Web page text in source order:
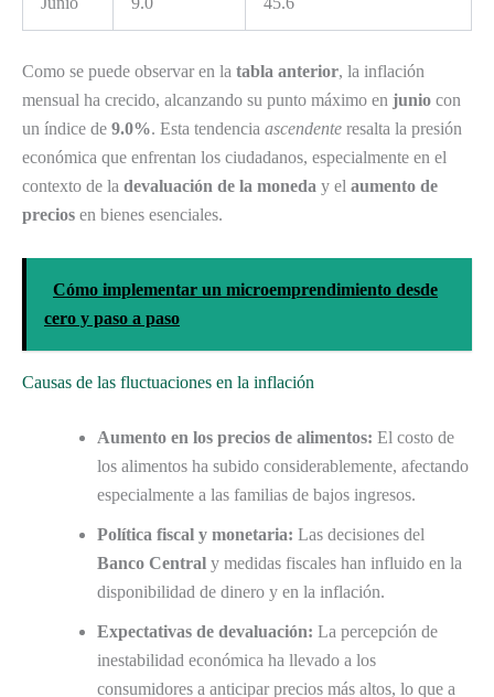
Como se puede observar en la tabla anterior, la inflación
mensual ha crecido, alcanzando su punto máximo en junio con
un índice de 9.0%. Esta tendencia ascendente resalta la presión
económica que enfrentan los ciudadanos, especialmente en el
contexto de la devaluación de la moneda y el aumento de
precios en bienes esenciales.
Cómo implementar un microemprendimiento desde
cero y paso a paso
Causas de las fluctuaciones en la inflación
Aumento en los precios de alimentos: El costo de
los alimentos ha subido considerablemente, afectando
especialmente a las familias de bajos ingresos.
Política fiscal y monetaria: Las decisiones del
Banco Central y medidas fiscales han influido en la
disponibilidad de dinero y en la inflación.
Expectativas de devaluación: La percepción de
inestabilidad económica ha llevado a los
consumidores a anticipar precios más altos, lo que a